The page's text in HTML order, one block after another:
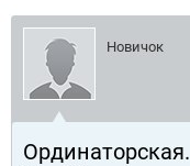
Новичок
Ординаторская.